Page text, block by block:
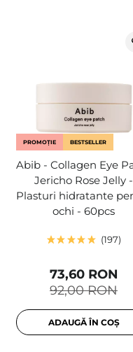
PROMOȚIE BESTSELLER
Abib - Collagen Eye
Jericho Rose Jelly -
Plasturi hidratante
ochi - 60pcs
197
92,00 RON
73,60 RON
ADAUGĂ ÎN COȘ